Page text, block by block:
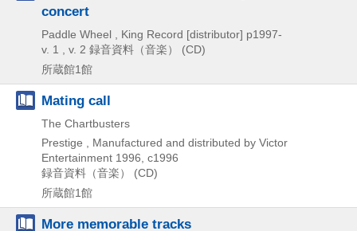
concert
Paddle Wheel , King Record [distributor] p1997-
v. 1 , v. 2 録音資料（音楽） (CD)
所蔵館1館
Mating call
The Chartbusters
Prestige , Manufactured and distributed by Victor
Entertainment 1996, c1996
録音資料（音楽） (CD)
所蔵館1館
More memorable tracks